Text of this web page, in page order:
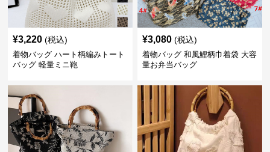
¥3,220 (税込)
着物バッグ ハート柄編みトート
バッグ 軽量ミニ鞄
¥3,080 (税込)
着物バッグ 和風鯉柄巾着袋 大容
量お弁当バッグ